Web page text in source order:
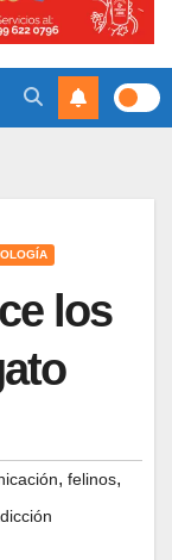
los
, felinos,